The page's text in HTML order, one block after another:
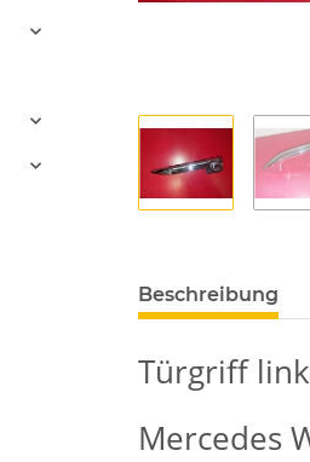
Beschreibung
Türgriff
Mercedes